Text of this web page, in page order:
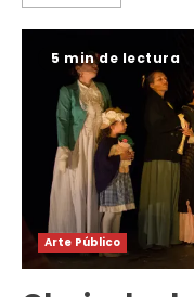
5 min de lectura
Arte Público